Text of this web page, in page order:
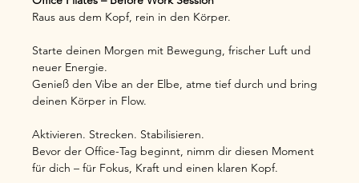
Raus aus dem Kopf, rein in den Körper.
Starte deinen Morgen mit Bewegung, frischer Luft und
neuer Energie.
Genieß den Vibe an der Elbe, atme tief durch und bring
deinen Körper in Flow.
Aktivieren. Strecken. Stabilisieren.
Bevor der Office-Tag beginnt, nimm dir diesen Moment
für dich – für Fokus, Kraft und einen klaren Kopf.